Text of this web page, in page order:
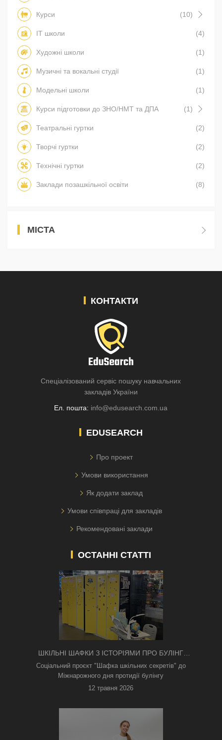
Курси (10)
IT школи (4)
Художні школи (1)
Музичні та вокальні студії (1)
Модельні школи (1)
Курси підготовки до ЗНО/НМТ та ДПА (1)
Театральні гуртки (2)
Творчі гуртки (2)
Технічні гуртки (2)
Заклади позашкільної освіти (8)
МІСТА
КОНТАКТИ
Спеціалізований сервіс пошуку навчальних
закладів України
Ел. пошта: info@edusearch.com.ua
EDUSEARCH
Про проект
Умови використання
Як додати заклад
Умови співпраці для закладів
Рекомендовані заклади
ОСТАННІ СТАТТІ
ШКІЛЬНІ ШАФКИ З ІСТОРІЯМИ ПРО БУЛІНГ
З'ЯВИЛИСЯ В КИЄВІ
Соціальний проєкт "Шафка шкільних секретів" до
Міжнарожного дня протидії булінгу
12 травня 2026